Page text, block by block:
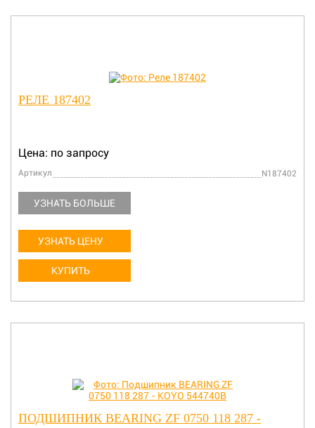
РЕЛЕ 187402
Цена: по запросу
Артикул N187402
УЗНАТЬ БОЛЬШЕ
УЗНАТЬ ЦЕНУ
КУПИТЬ
ПОДШИПНИК BEARING ZF 0750 118 287 -